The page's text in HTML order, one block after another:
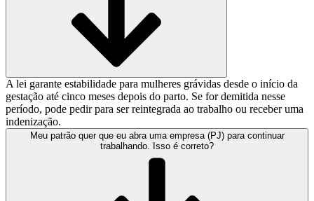
A lei garante estabilidade para mulheres grávidas desde o início da
gestação até cinco meses depois do parto. Se for demitida nesse
período, pode pedir para ser reintegrada ao trabalho ou receber uma
indenização.
Meu patrão quer que eu abra uma empresa (PJ) para continuar
trabalhando. Isso é correto?